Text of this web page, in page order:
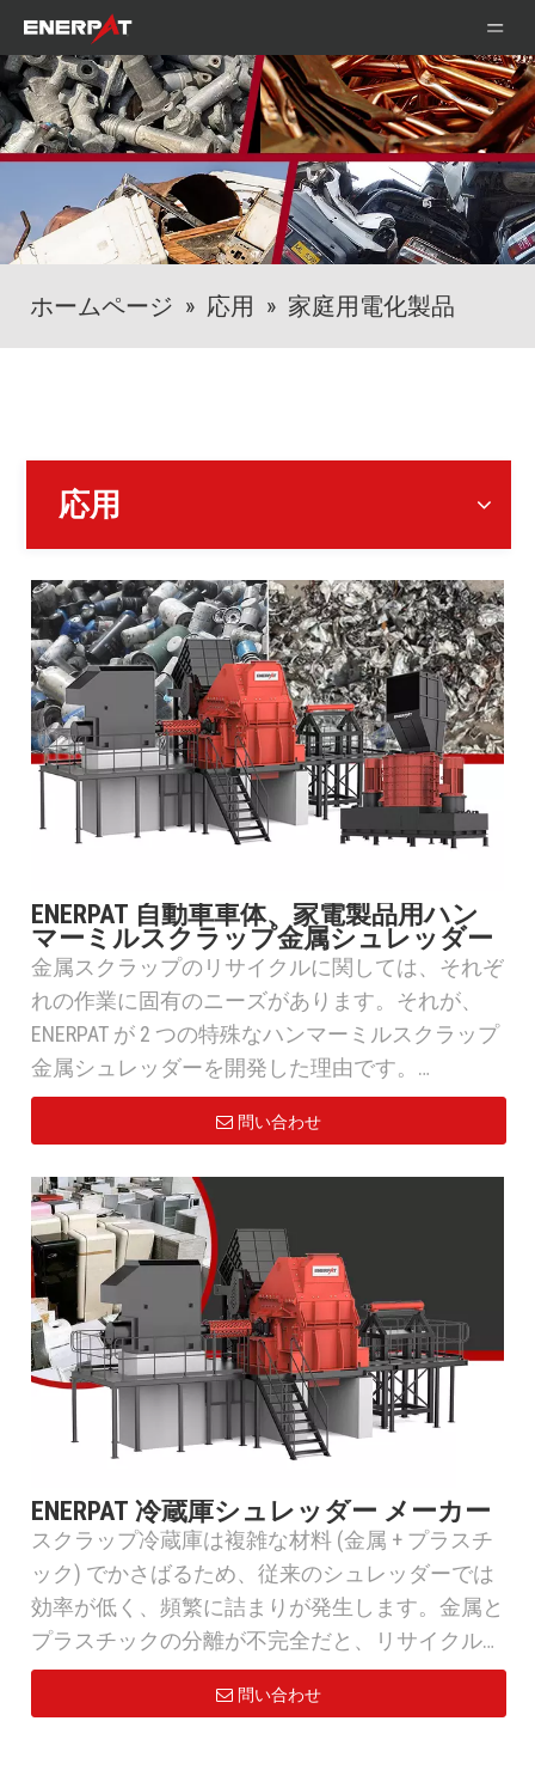
ホームページ » 応用 » 家庭用電化製品
応用
ENERPAT 自動車車体、家電製品用ハン
マーミルスクラップ金属シュレッダー
金属スクラップのリサイクルに関しては、それぞ
れの作業に固有のニーズがあります。それが、
ENERPAT が 2 つの特殊なハンマーミルスクラップ
金属シュレッダーを開発した理由です。
横型ハンマーミル（MSA-Hシリーズ） – 自動車の
出形材、軽量スクラップスチールの重労働加工向
けに設計されています。 MSA-H シリーズは、強
力な衝撃破砕と精密選別システムを備え、金属を
最大 98% 精製および汚染除去し、直接製錬に使
用できる高密度できれいなスクラップを生成しま
す。
縦型ハンマーミル（MSE-Vシリーズ） – 表面の洗
器廃棄物、アルミニウムスクラップを正確に細断
できるように設計されています。
どちらの機械もドイツ品質のコンポーネント、堅
牢な鋼構造、シーメンス製のインテリジェント制
御システムで構築されており、高いスループッ
ト、耐久性、安定した出力を保証します。この 2
問い合わせ
ENERPAT 冷蔵庫シュレッダー メーカー
スクラップ冷蔵庫は複雑な材料 (金属 + プラスチ
ック) でかさばるため、従来のシュレッダーでは
効率が低く、頻繁に詰まりが発生します。金属と
プラスチックの分離が不完全だと、リサイクル価
値が低下します。装置の設置面積が大きいと、限
られた工場スペースに負担がかかります。
問い合わせ